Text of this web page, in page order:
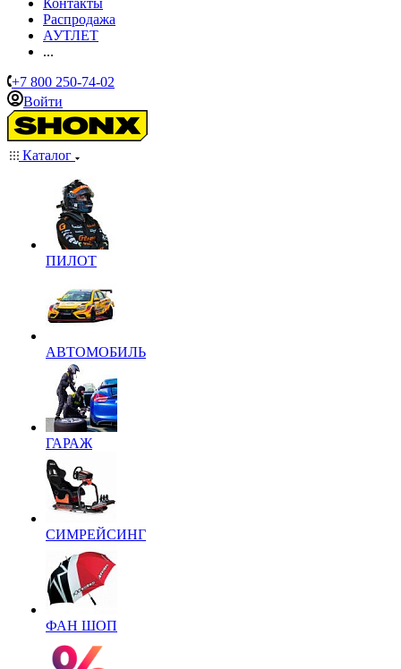
Контакты
Распродажа
АУТЛЕТ
...
+7 800 250-74-02
Войти
Каталог
ПИЛОТ
АВТОМОБИЛЬ
ГАРАЖ
СИМРЕЙСИНГ
ФАН ШОП